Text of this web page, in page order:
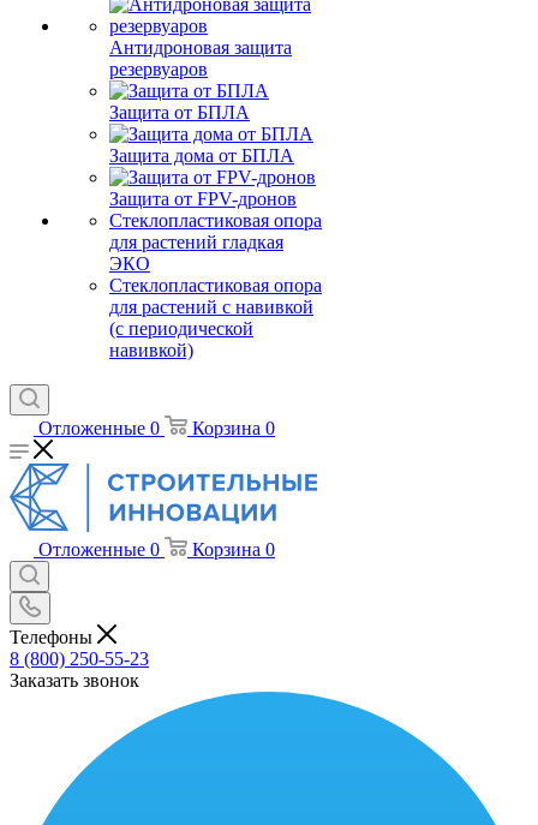
Антидроновая защита
резервуаров
Защита от БПЛА
Защита дома от БПЛА
Защита от FPV-дронов
Стеклопластиковая опора
для растений гладкая
ЭКО
Стеклопластиковая опора
для растений с навивкой
(с периодической
навивкой)
Отложенные 0 Корзина 0
Отложенные 0 Корзина 0
Телефоны
8 (800) 250-55-23
Заказать звонок